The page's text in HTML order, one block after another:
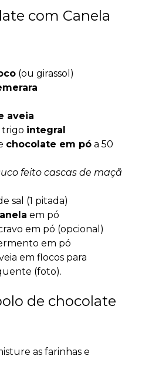
com Canela
(ou girassol)
aveia
trigo integral
chocolate em pó a 50
feito cascas de maçã
sal (1 pitada)
em pó
em pó (opcional)
em pó
em flocos para
(foto).
de chocolate
as farinhas e